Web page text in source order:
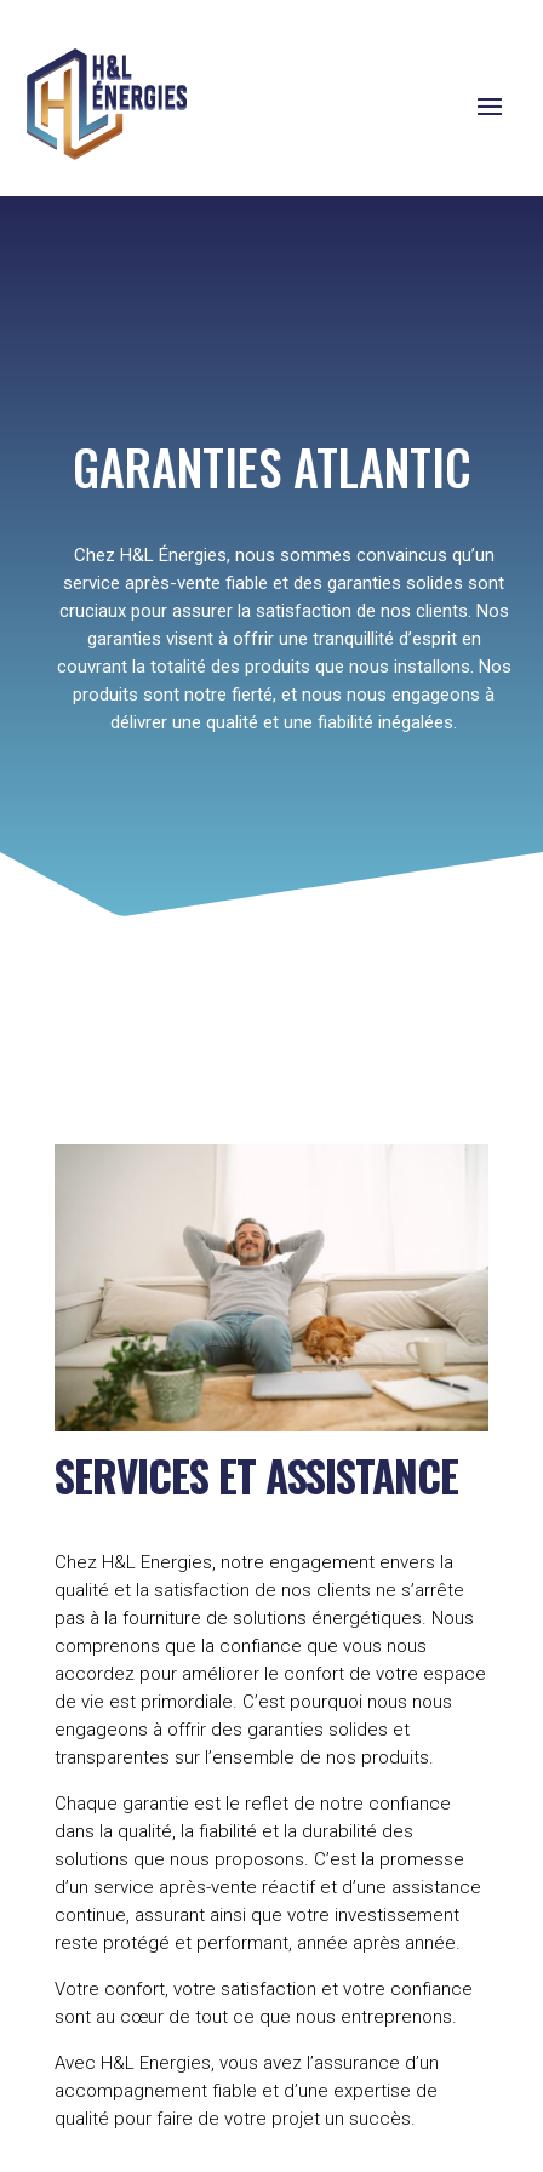
GARANTIES ATLANTIC
Chez H&L Énergies, nous sommes convaincus qu’un
service après-vente fiable et des garanties solides sont
cruciaux pour assurer la satisfaction de nos clients. Nos
garanties visent à offrir une tranquillité d’esprit en
couvrant la totalité des produits que nous installons. Nos
produits sont notre fierté, et nous nous engageons à
délivrer une qualité et une fiabilité inégalées.
SERVICES ET ASSISTANCE
Chez H&L Energies, notre engagement envers la
qualité et la satisfaction de nos clients ne s’arrête
pas à la fourniture de solutions énergétiques. Nous
comprenons que la confiance que vous nous
accordez pour améliorer le confort de votre espace
de vie est primordiale. C’est pourquoi nous nous
engageons à offrir des garanties solides et
transparentes sur l’ensemble de nos produits.
Chaque garantie est le reflet de notre confiance
dans la qualité, la fiabilité et la durabilité des
solutions que nous proposons. C’est la promesse
d’un service après-vente réactif et d’une assistance
continue, assurant ainsi que votre investissement
reste protégé et performant, année après année.
Votre confort, votre satisfaction et votre confiance
sont au cœur de tout ce que nous entreprenons.
Avec H&L Energies, vous avez l’assurance d’un
accompagnement fiable et d’une expertise de
qualité pour faire de votre projet un succès.